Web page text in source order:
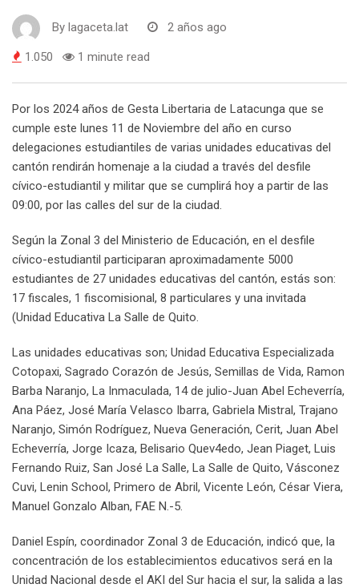
By lagaceta.lat 2 años ago
1.050 1 minute read
Por los 2024 años de Gesta Libertaria de Latacunga que se
cumple este lunes 11 de Noviembre del año en curso
delegaciones estudiantiles de varias unidades educativas del
cantón rendirán homenaje a la ciudad a través del desfile
cívico-estudiantil y militar que se cumplirá hoy a partir de las
09:00, por las calles del sur de la ciudad.
Según la Zonal 3 del Ministerio de Educación, en el desfile
cívico-estudiantil participaran aproximadamente 5000
estudiantes de 27 unidades educativas del cantón, estás son:
17 fiscales, 1 fiscomisional, 8 particulares y una invitada
(Unidad Educativa La Salle de Quito.
Las unidades educativas son; Unidad Educativa Especializada
Cotopaxi, Sagrado Corazón de Jesús, Semillas de Vida, Ramon
Barba Naranjo, La Inmaculada, 14 de julio-Juan Abel Echeverría,
Ana Páez, José María Velasco Ibarra, Gabriela Mistral, Trajano
Naranjo, Simón Rodríguez, Nueva Generación, Cerit, Juan Abel
Echeverría, Jorge Icaza, Belisario Quev4edo, Jean Piaget, Luis
Fernando Ruiz, San José La Salle, La Salle de Quito, Vásconez
Cuvi, Lenin School, Primero de Abril, Vicente León, César Viera,
Manuel Gonzalo Alban, FAE N.-5.
Daniel Espín, coordinador Zonal 3 de Educación, indicó que, la
concentración de los establecimientos educativos será en la
Unidad Nacional desde el AKI del Sur hacia el sur, la salida a las